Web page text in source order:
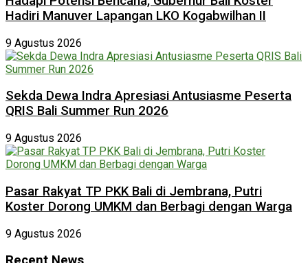
Hadiri Manuver Lapangan LKO Kogabwilhan II
9 Agustus 2026
Sekda Dewa Indra Apresiasi Antusiasme Peserta
QRIS Bali Summer Run 2026
9 Agustus 2026
Pasar Rakyat TP PKK Bali di Jembrana, Putri
Koster Dorong UMKM dan Berbagi dengan Warga
9 Agustus 2026